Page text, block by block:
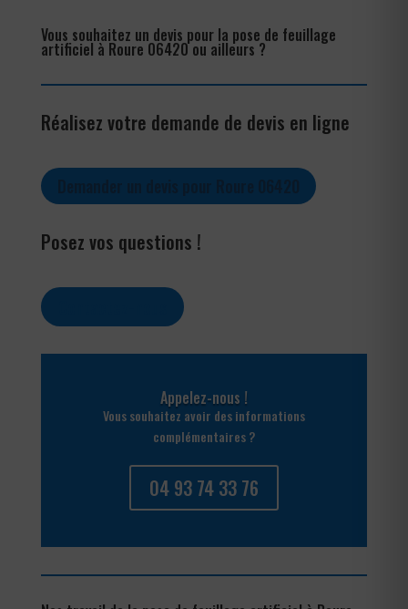
Vous souhaitez un devis pour la pose de feuillage
artificiel à Roure 06420 ou ailleurs ?
Réalisez votre demande de devis en ligne
Posez vos questions !
Appelez-nous !
Vous souhaitez avoir des informations
complémentaires ?
04 93 74 33 76